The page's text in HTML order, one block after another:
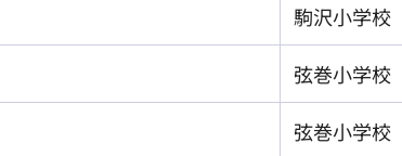
駒沢小学校
弦巻小学校
弦巻小学校